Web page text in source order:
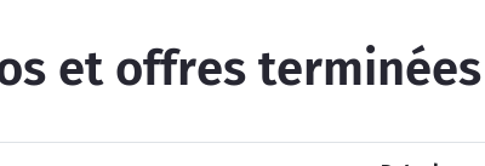
et offres terminées